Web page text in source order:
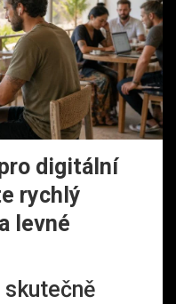
digitální
rychlý
levné